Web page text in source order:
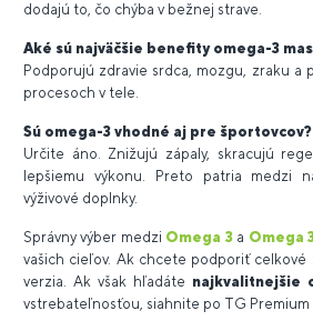
dodajú to, čo chýba v bežnej strave.
Aké sú najväčšie benefity omega-3
Podporujú zdravie srdca, mozgu, zraku a
procesoch v tele.
Sú omega-3 vhodné aj pre športovcov?
Určite áno. Znižujú zápaly, skracujú
lepšiemu výkonu. Preto patria medzi
výživové doplnky.
Správny výber medzi Omega 3a Omega
vašich cieľov. Ak chcete podporiť celkové
verzia. Ak však hľadáte najkvalitnejšie
vstrebateľnosťou, siahnite po TG Premium